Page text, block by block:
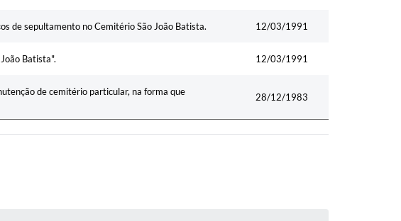
de sepultamento no Cemitério São João Batista. 12/03/1991
Batista". 12/03/1991
de cemitério particular, na forma que
28/12/1983